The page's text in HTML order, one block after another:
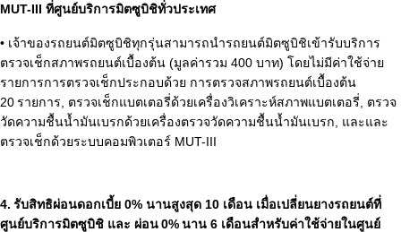
MUT-III ที่ศูนย์บริการมิตซูบิชิทั่วประเทศ
• เจ้าของรถยนต์มิตซูบิชิทุกรุ่นสามารถนำรถยนต์มิตซูบิชิเข้ารับบริการ
ตรวจเช็กสภาพรถยนต์เบื้องต้น (มูลค่ารวม 400 บาท) โดยไม่มีค่าใช้จ่าย
รายการการตรวจเช็กประกอบด้วย การตรวจสภาพรถยนต์เบื้องต้น
20 รายการ, ตรวจเช็กแบตเตอรี่ด้วยเครื่องวิเคราะห์สภาพแบตเตอรี่, ตรวจ
วัดความชื้นน้ำมันเบรกด้วยเครื่องตรวจวัดความชื้นน้ำมันเบรก, และและ
ตรวจเช็กด้วยระบบคอมพิวเตอร์ MUT-III
4. รับสิทธิผ่อนดอกเบี้ย 0% นานสูงสุด 10 เดือน เมื่อเปลี่ยนยางรถยนต์ที่
ศูนย์บริการมิตซูบิชิ และ ผ่อน 0% นาน 6 เดือนสำหรับค่าใช้จ่ายในศูนย์